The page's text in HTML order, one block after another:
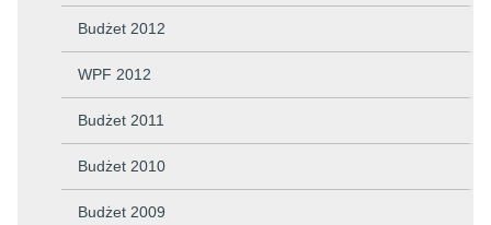
Budżet 2012
WPF 2012
Budżet 2011
Budżet 2010
Budżet 2009